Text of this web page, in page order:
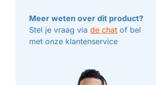
Meer weten over dit product?
Stel je vraag viade chat of bel
met onze klantenservice